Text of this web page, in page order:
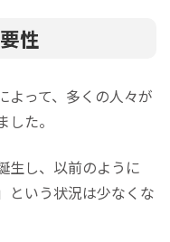
性
よって、多くの人々が
た。
生し、以前のように
という状況は少なくな